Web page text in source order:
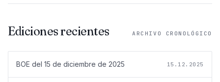
Ediciones recientes ARCHIVO CRONOLÓGICO
BOE del 15 de diciembre de 2025 15.12.2025